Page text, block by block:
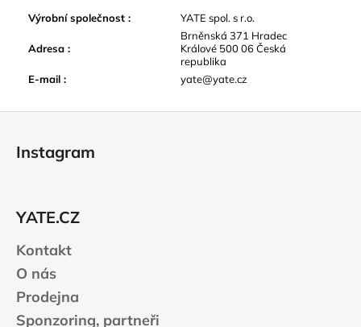
Výrobní společnost : YATE spol. s r.o.
Adresa :
Brněnská 371 Hradec
Králové 500 06 Česká
republika
E-mail : yate@yate.cz
Instagram
YATE.CZ
Kontakt
O nás
Prodejna
Sponzoring, partneři